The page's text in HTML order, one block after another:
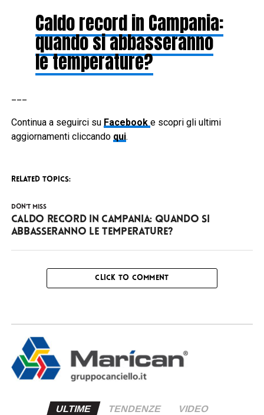
Caldo record in Campania:
quando si abbasseranno
le temperature?
Continua a seguirci su Facebook e scopri gli ultimi
aggiornamenti cliccando qui.
RELATED TOPICS:
DON'T MISS
Caldo record in Campania: quando si
abbasseranno le temperature?
CLICK TO COMMENT
ULTIME TENDENZE VIDEO